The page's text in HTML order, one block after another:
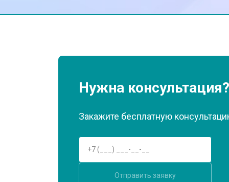
Замена звуковой карты
Замена микрофона
Замена оперативной памяти
Прошивка BIOS ноутбука Infinix
Нужна консультация?
Закажите бесплатную
Отправить заявку